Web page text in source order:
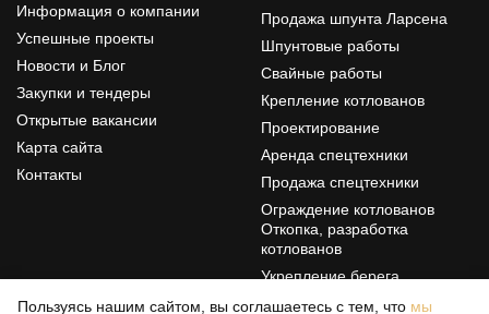
Информация о компании
Успешные проекты
Новости и Блог
Закупки и тендеры
Открытые вакансии
Карта сайта
Контакты
Продажа шпунта Ларсена
Шпунтовые работы
Свайные работы
Крепление котлованов
Проектирование
Аренда спецтехники
Продажа спецтехники
Ограждение котлованов
Откопка, разработка
котлованов
Укрепление берега
Цементация грунтов
Пользуясь нашим сайтом, вы соглашаетесь с тем, что мы